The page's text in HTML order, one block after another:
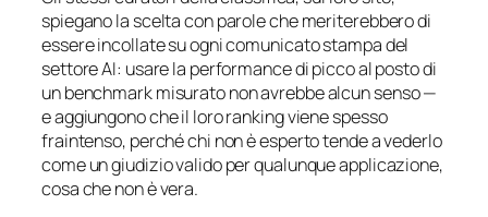
spiegano la scelta con parole che meriterebbero di
essere incollate su ogni comunicato stampa del
settore AI: usare la performance di picco al posto di
un benchmark misurato non avrebbe alcun senso —
e aggiungono che il loro ranking viene spesso
fraintenso, perché chi non è esperto tende a vederlo
come un giudizio valido per qualunque applicazione,
cosa che non è vera.